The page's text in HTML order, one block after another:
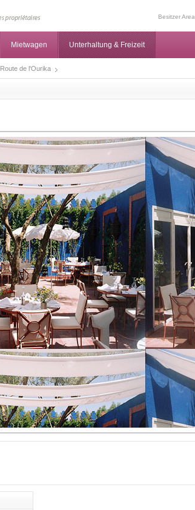
Besitzer Area
Mietwagen Unterhaltung & Freizeit
Route de l'Ourika